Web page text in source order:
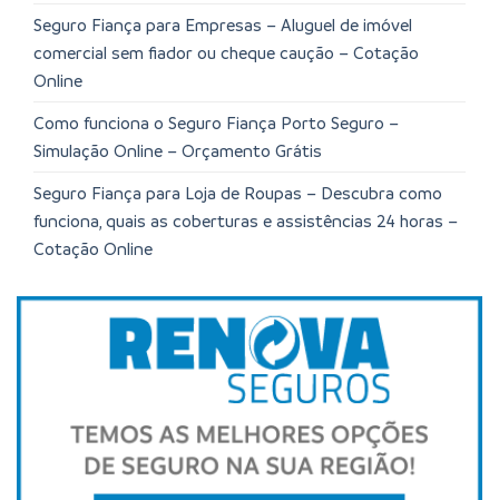
Seguro Fiança para Empresas – Aluguel de imóvel
comercial sem fiador ou cheque caução – Cotação
Online
Como funciona o Seguro Fiança Porto Seguro –
Simulação Online – Orçamento Grátis
Seguro Fiança para Loja de Roupas – Descubra como
funciona, quais as coberturas e assistências 24 horas –
Cotação Online